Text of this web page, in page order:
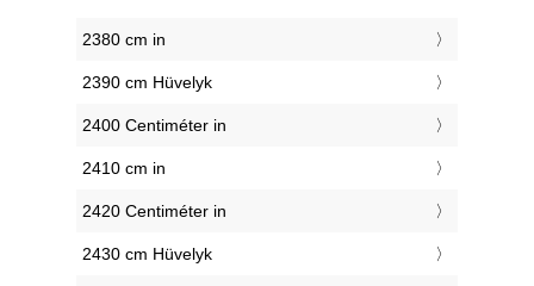
2380 cm in
2390 cm Hüvelyk
2400 Centiméter in
2410 cm in
2420 Centiméter in
2430 cm Hüvelyk